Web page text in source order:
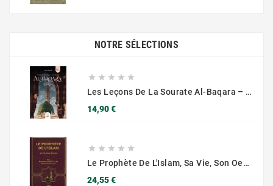
NOTRE SÉLECTIONS
    
Les Leçons De La Sourate Al-Baqara – Anis Ahmad - MuslimCity
14,90 €Prix
    
Le Prophète De L'Islam, Sa Vie, Son Oeuvre - Pr Hamidullah - Editions El Falah
24,55 €Prix